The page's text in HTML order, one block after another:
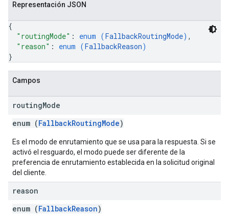
Representación JSON
{
"routingMode" : enum (FallbackRoutingMode) ,
"reason" : enum (FallbackReason)
}
Campos
routingMode
enum (FallbackRoutingMode)
Es el modo de enrutamiento que se usa para la respuesta. Si se
activó el resguardo, el modo puede ser diferente de la
preferencia de enrutamiento establecida en la solicitud original
del cliente.
reason
enum (FallbackReason)